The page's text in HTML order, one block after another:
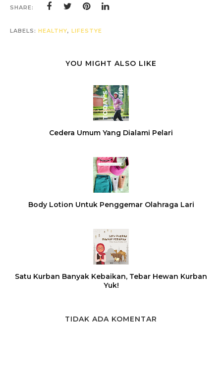
SHARE:
LABELS: HEALTHY, LIFESTYE
YOU MIGHT ALSO LIKE
Cedera Umum Yang Dialami Pelari
Body Lotion Untuk Penggemar Olahraga Lari
Satu Kurban Banyak Kebaikan, Tebar Hewan Kurban
Yuk!
TIDAK ADA KOMENTAR